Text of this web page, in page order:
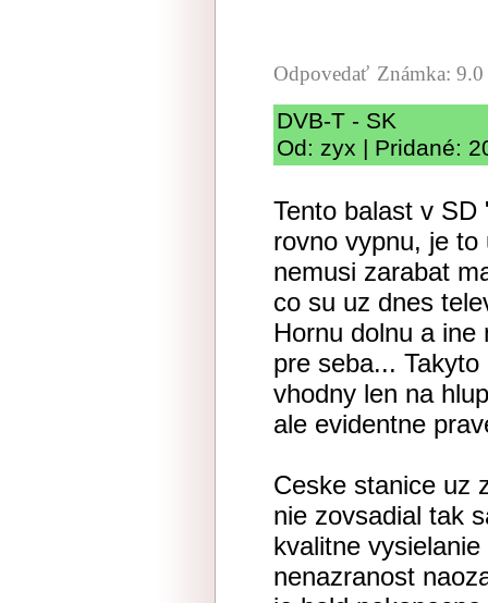
Odpovedať Známka: 9.0
DVB-T - SK
Od: zyx | Pridané:
Tento balast v
rovno vypnu, je
nemusi zarabat
co su uz dnes
Hornu dolnu a
pre seba...
vhodny len na
ale evidentne
Ceske stanice uz
nie zovsadial tak
kvalitne
nenazranost